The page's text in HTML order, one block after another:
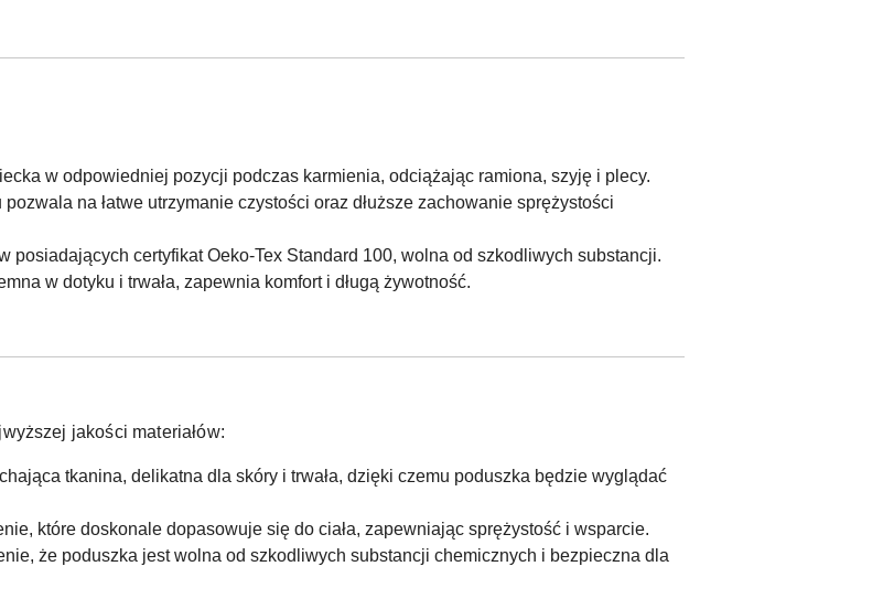
w odpowiedniej pozycji podczas karmienia, odciążając ramiona, szyję i plecy.
na łatwe utrzymanie czystości oraz dłuższe zachowanie sprężystości
posiadających certyfikat Oeko-Tex Standard 100, wolna od szkodliwych substancji.
w dotyku i trwała, zapewnia komfort i długą żywotność.
jakości materiałów:
tkanina, delikatna dla skóry i trwała, dzięki czemu poduszka będzie wyglądać
które doskonale dopasowuje się do ciała, zapewniając sprężystość i wsparcie.
że poduszka jest wolna od szkodliwych substancji chemicznych i bezpieczna dla